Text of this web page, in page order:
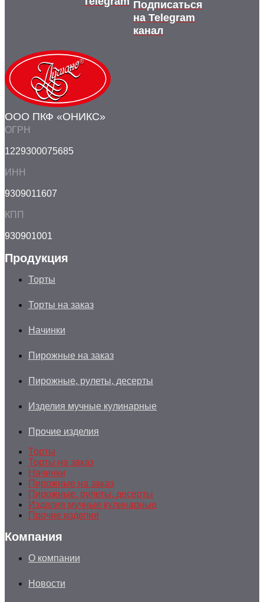
Подписаться
на Telegram
канал
ООО ПКФ «ОНИКС»
ОГРН
1229300075685
ИНН
9309011607
КПП
930901001
Продукция
Торты
Торты на заказ
Начинки
Пирожные на заказ
Пирожные, рулеты, десерты
Изделия мучные кулинарные
Прочие изделия
Торты
Торты на заказ
Начинки
Пирожные на заказ
Пирожные, рулеты, десерты
Изделия мучные кулинарные
Прочие изделия
Компания
О компании
Новости